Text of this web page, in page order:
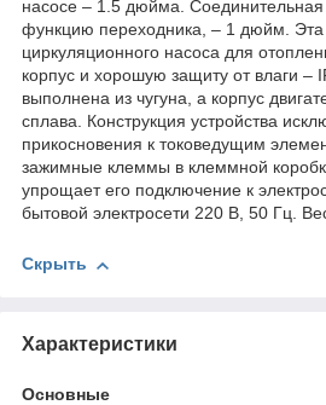
насосе – 1.5 дюйма.
функцию переходника, – 1 дюйм.
циркуляционного насоса для
корпус и хорошую защиту от влаги –
выполнена из чугуна, а корпус
сплава. Конструкция устройства
прикосновения к токоведущим
зажимные клеммы в клеммной
упрощает его подключение к
бытовой электросети 220 В, 50 Гц.
Скрыть
Характеристики
Основные